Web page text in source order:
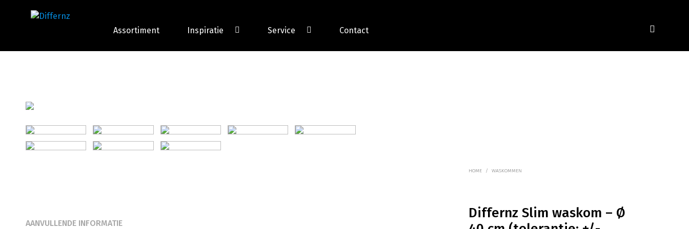
Assortiment Inspiratie Service Contact
HOME / WASKOMMEN
Differnz Slim waskom – Ø
AANVULLENDE INFORMATIE